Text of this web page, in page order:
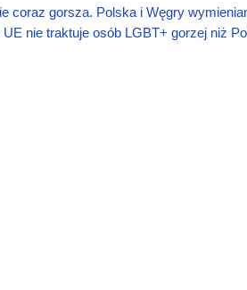
coraz gorsza. Polska i Węgry
nie traktuje osób LGBT+ gorzej niż